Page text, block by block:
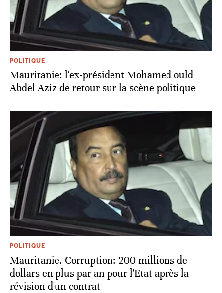
POLITIQUE
Mauritanie: l'ex-président Mohamed ould
Abdel Aziz de retour sur la scène politique
POLITIQUE
Mauritanie. Corruption: 200 millions de
dollars en plus par an pour l'Etat après la
révision d'un contrat